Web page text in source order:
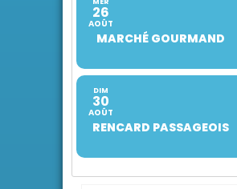
26
AOÛT
MARCHÉ GOURMAND
DIM
30
AOÛT
RENCARD PASSAGEOIS